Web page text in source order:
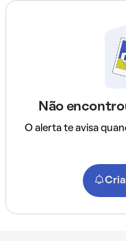
Não
O alerta te avisa